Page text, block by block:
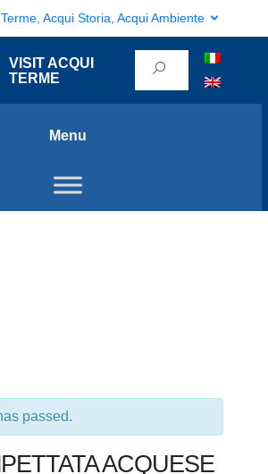
Acqui Storia, Acqui Ambiente
VISIT ACQUI
TERME
Menu
passed.
ACQUESE